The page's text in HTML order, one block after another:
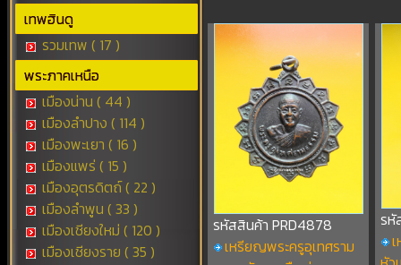
เทพฮินดู
รวมเทพ ( 17 )
พระภาคเหนือ
เมืองน่าน ( 44 )
เมืองลำปาง ( 114 )
เมืองพะเยา ( 16 )
เมืองแพร่ ( 15 )
เมืองอุตรดิตถ์ ( 22 )
เมืองลำพูน ( 33 )
เมืองเชียงใหม่ ( 120 )
เมืองเชียงราย ( 35 )
รหัสสินค้า PRD4878
เหรียญพระครูอุเทศราม
รหั